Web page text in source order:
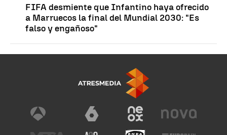
FIFA desmiente que Infantino haya ofrecido
a Marruecos la final del Mundial 2030: "Es
falso y engañoso"